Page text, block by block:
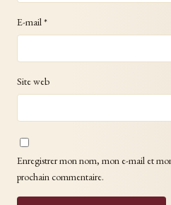
E-mail*
Site web
Enregistrer mon nom, mon e-mail et
prochain commentaire.